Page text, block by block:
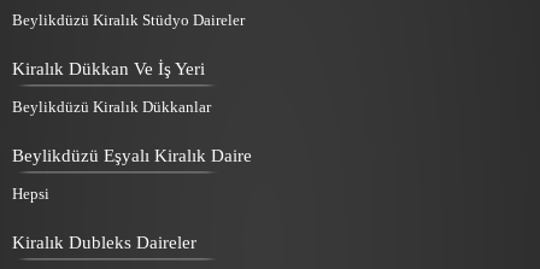
Beylikdüzü Kiralık Stüdyo Daireler
Kiralık Dükkan Ve İş Yeri
Beylikdüzü Kiralık Dükkanlar
Beylikdüzü Eşyalı Kiralık Daire
Hepsi
Kiralık Dubleks Daireler